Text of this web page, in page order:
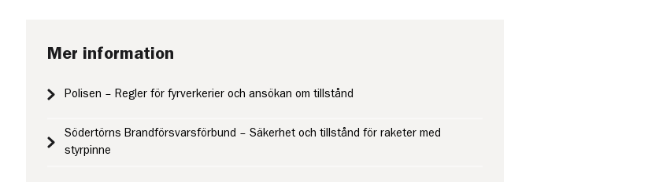
Mer information
Polisen – Regler för fyrverkerier och ansökan om tillstånd
Södertörns Brandförsvarsförbund – Säkerhet och tillstånd för raketer med
styrpinne